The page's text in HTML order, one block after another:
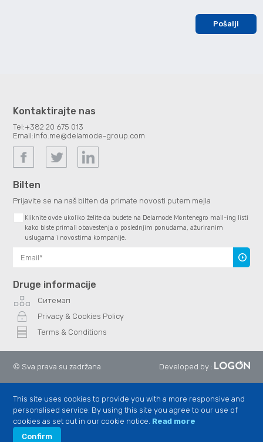
Kontaktirajte nas
Tel:+382 20 675 013
Email:info.me@delamode-group.com
Bilten
Prijavite se na naš bilten da primate novosti putem mejla
Kliknite ovde ukoliko želite da budete na Delamode Montenegro mail-ing listi
kako biste primali obavestenja o poslednjim ponudama, ažuriranim
uslugama i novostima kompanije.
Druge informacije
Ситемап
Privacy & Cookies Policy
Terms & Conditions
© Sva prava su zadržana Developed by :
This site uses cookies to provide you with a more responsive and
personalised service. By using this site you agree to our use of
cookies as set out in our cookie notice. Read more
Confirm